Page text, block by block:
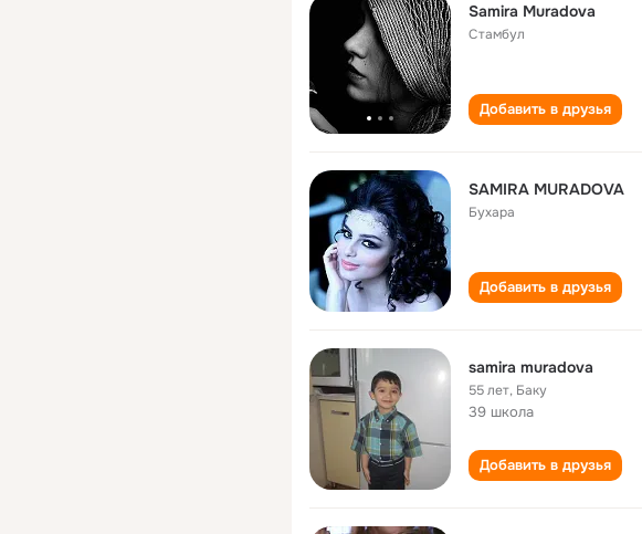
Samira Muradova
Стамбул
Добавить в друзья
SAMIRA MURADOVA
Бухара
Добавить в друзья
samira muradova
55 лет, Баку
39 школа
Добавить в друзья